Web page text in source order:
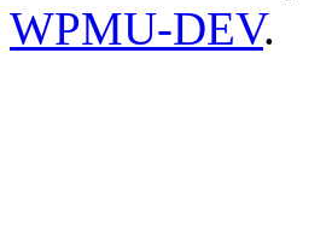
WPMU-DEV.